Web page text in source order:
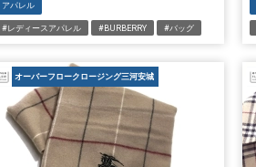
アパレル
#レディースアパレル #BURBERRY #バッグ
オーバーフロークロージング三河安城